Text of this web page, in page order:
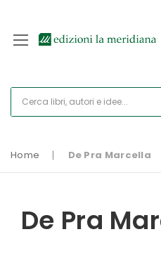
Home De Pra Marcella
De Pra